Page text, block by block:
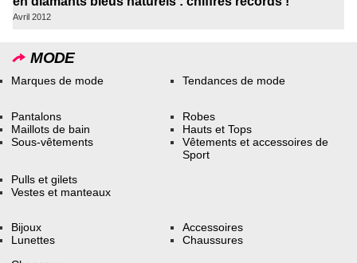
Avril 2012
MODE
Marques de mode Tendances de mode
Pantalons
Maillots de bain
Sous-vêtements
Robes
Hauts et Tops
Vêtements et accessoires de
Sport
Pulls et gilets
Vestes et manteaux
Bijoux
Lunettes
Accessoires
Chaussures